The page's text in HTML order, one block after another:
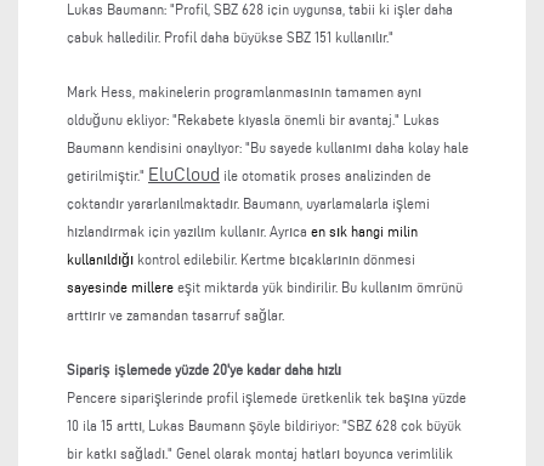
Lukas Baumann: "Profil, SBZ 628 için uygunsa, tabii ki işler daha
çabuk halledilir. Profil daha büyükse SBZ 151 kullanılır."
Mark Hess, makinelerin programlanmasının tamamen aynı
olduğunu ekliyor: "Rekabete kıyasla önemli bir avantaj." Lukas
Baumann kendisini onaylıyor: "Bu sayede kullanımı daha kolay hale
getirilmiştir." EluCloud ile otomatik proses analizinden de
çoktandır yararlanılmaktadır. Baumann, uyarlamalarla işlemi
hızlandırmak için yazılım kullanır. Ayrıca en sık hangi milin
kullanıldığı kontrol edilebilir. Kertme bıçaklarının dönmesi
sayesinde millere eşit miktarda yük bindirilir. Bu kullanım ömrünü
arttırır ve zamandan tasarruf sağlar.
Sipariş işlemede yüzde 20'ye kadar daha hızlı
Pencere siparişlerinde profil işlemede üretkenlik tek başına yüzde
10 ila 15 arttı, Lukas Baumann şöyle bildiriyor: "SBZ 628 çok büyük
bir katkı sağladı." Genel olarak montaj hatları boyunca verimlilik